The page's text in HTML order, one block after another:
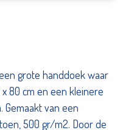
grote handdoek waar
80 cm en een kleinere
Gemaakt van een
500 gr/m2. Door de